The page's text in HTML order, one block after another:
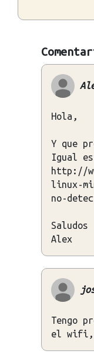
Hola,
Y que
Igual
http://
linux-
no-
Saludos
Alex
Tengo
el wifi,